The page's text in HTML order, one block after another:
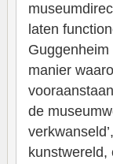
laten
manier
de